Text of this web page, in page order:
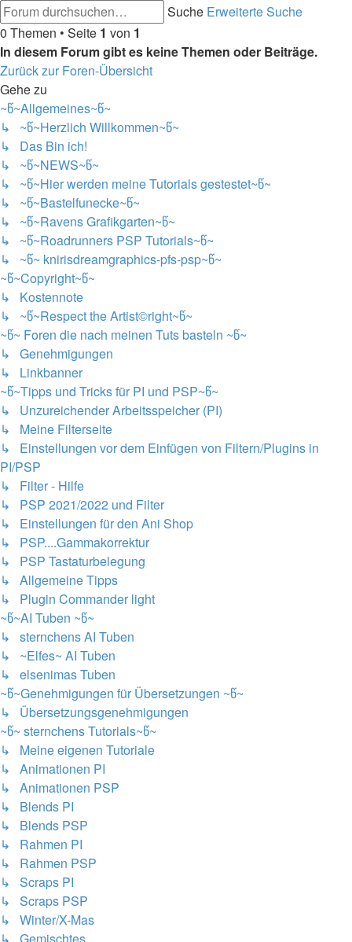
Suche Erweiterte Suche
0 Themen • Seite 1 von 1
In diesem Forum gibt es keine Themen oder Beiträge.
Zurück zur Foren-Übersicht
Gehe zu
~წ~Allgemeines~წ~
↳ ~წ~Herzlich Willkommen~წ~
↳ Das Bin ich!
↳ ~წ~NEWS~წ~
↳ ~წ~Hier werden meine Tutorials gestestet~წ~
↳ ~წ~Bastelfunecke~წ~
↳ ~წ~Ravens Grafikgarten~წ~
↳ ~წ~Roadrunners PSP Tutorials~წ~
↳ ~წ~ knirisdreamgraphics-pfs-psp~წ~
~წ~Copyright~წ~
↳ Kostennote
↳ ~წ~Respect the Artist©right~წ~
~წ~ Foren die nach meinen Tuts basteln ~წ~
↳ Genehmigungen
↳ Linkbanner
~წ~Tipps und Tricks für PI und PSP~წ~
↳ Unzureichender Arbeitsspeicher (PI)
↳ Meine Filterseite
↳ Einstellungen vor dem Einfügen von Filtern/Plugins in
PI/PSP
↳ Filter - Hilfe
↳ PSP 2021/2022 und Filter
↳ Einstellungen für den Ani Shop
↳ PSP....Gammakorrektur
↳ PSP Tastaturbelegung
↳ Allgemeine Tipps
↳ Plugin Commander light
~წ~AI Tuben ~წ~
↳ sternchens AI Tuben
↳ ~Elfes~ AI Tuben
↳ elsenimas Tuben
~წ~Genehmigungen für Übersetzungen ~წ~
↳ Übersetzungsgenehmigungen
~წ~ sternchens Tutorials~წ~
↳ Meine eigenen Tutoriale
↳ Animationen PI
↳ Animationen PSP
↳ Blends PI
↳ Blends PSP
↳ Rahmen PI
↳ Rahmen PSP
↳ Scraps PI
↳ Scraps PSP
↳ Winter/X-Mas